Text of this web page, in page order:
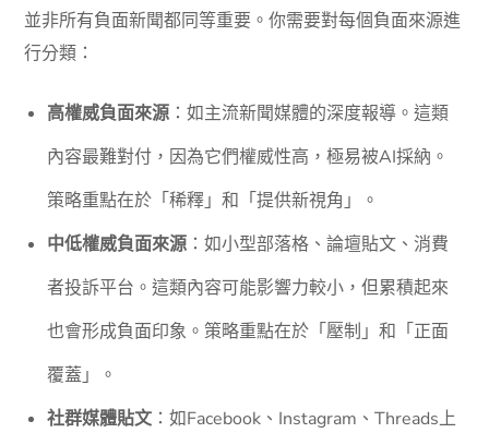
並非所有負面新聞都同等重要。你需要對每個負面來源進
行分類：
高權威負面來源 ：如主流新聞媒體的深度報導。這類
內容最難對付，因為它們權威性高，極易被AI採納。
策略重點在於「稀釋」和「提供新視角」。
中低權威負面來源 ：如小型部落格、論壇貼文、消費
者投訴平台。這類內容可能影響力較小，但累積起來
也會形成負面印象。策略重點在於「壓制」和「正面
覆蓋」。
社群媒體貼文 ：如Facebook、Instagram、Threads上